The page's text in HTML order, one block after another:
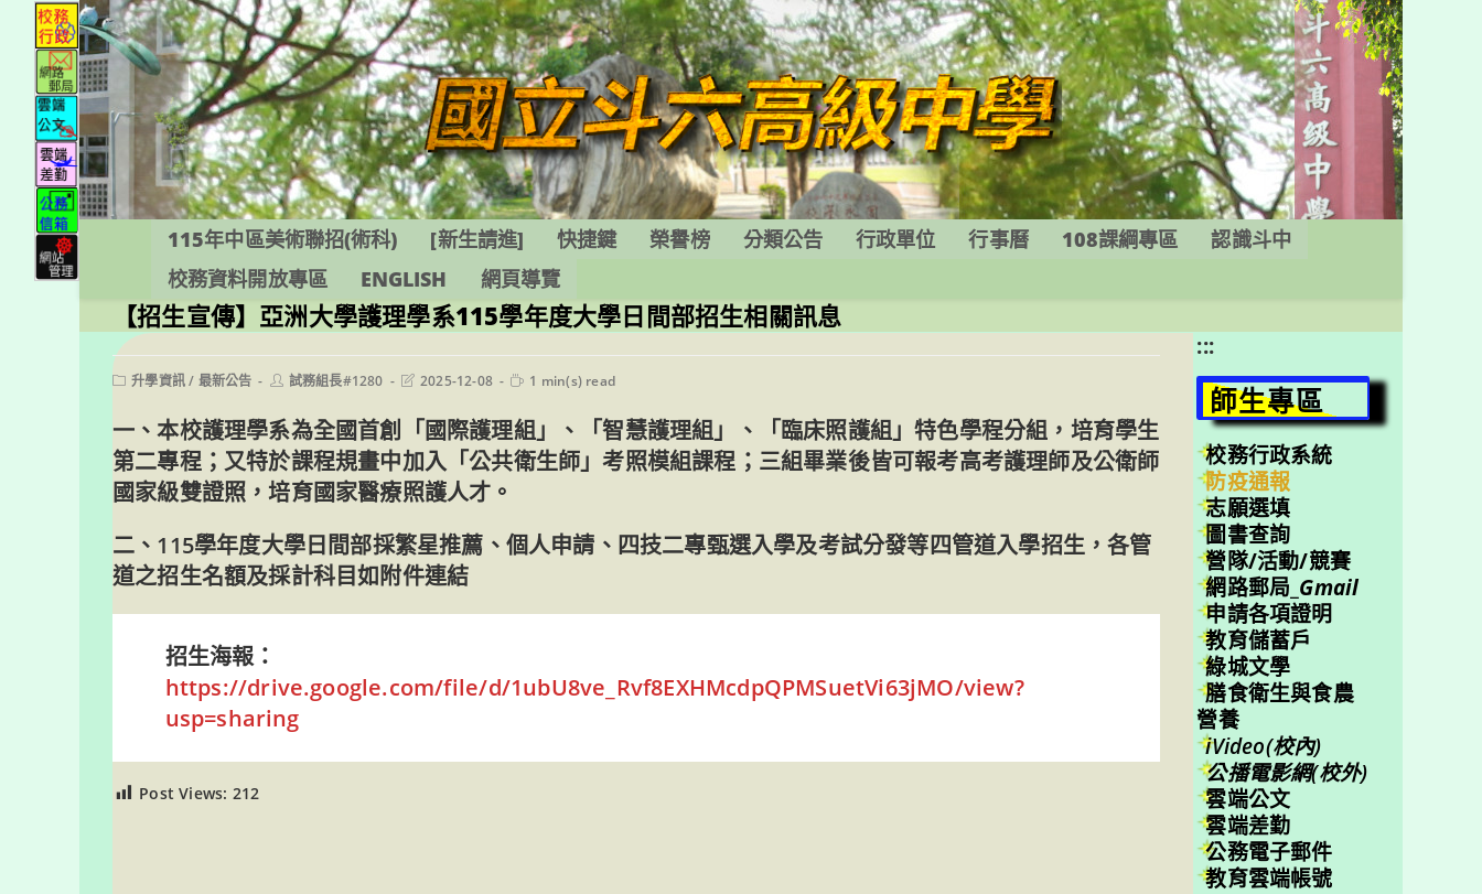
115年中區美術聯招(術科) [新生請進] 快捷鍵 榮譽榜 分類公告 行政單位 行事曆 108課綱專區
認識斗中
校務資料開放專區
ENGLISH 網頁導覽
【招生宣傳】亞洲大學護理學系115學年度大學日間部招生相關訊息
Post升學資訊/ 最新公告
Post試務組長#1280
Post2025-12-08
Reading
1 min(s) read
一、本校護理學系為全國首創「國際護理組」、「智慧護理組」、「臨床照護組」特色學程分組，培育學生
第二專程；又特於課程規畫中加入「公共衛生師」考照模組課程；三組畢業後皆可報考高考護理師及公衛師
國家級雙證照，培育國家醫療照護人才。
二、115學年度大學日間部採繁星推薦、個人申請、四技二專甄選入學及考試分發等四管道入學招生，各管
道之招生名額及採計科目如附件連結
招生海報：
https://drive.google.com/file/d/1ubU8ve_Rvf8EXHMcdpQPMSuetVi63jMO/view?
usp=sharing
Post Views: 212
:::
師生專區
校務行政系統
防疫通報
志願選填
圖書查詢
營隊/活動/競賽
網路郵局_ Gmail
申請各項證明
教育儲蓄戶
綠城文學
膳食衛生與食農
營養
iVideo(校內)
公播電影網(校外)
雲端公文
雲端差勤
公務電子郵件
教育雲端帳號